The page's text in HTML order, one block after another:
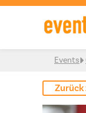
Skip to content
Events
Zurück